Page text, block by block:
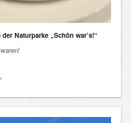
Naturparke „Schön war’s!“